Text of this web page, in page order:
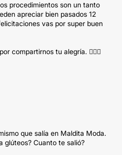
procedimientos son un tanto
apreciar bien pasados 12
vas por super buen
compartirnos tu alegría. 🙆‍♂️✨
que salía en Maldita Moda.
glúteos? Cuanto te salió?